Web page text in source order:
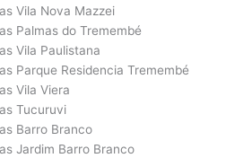
Vila Nova Mazzei
Palmas do Tremembé
Vila Paulistana
Parque Residencia Tremembé
Vila Viera
Tucuruvi
Barro Branco
Jardim Barro Branco